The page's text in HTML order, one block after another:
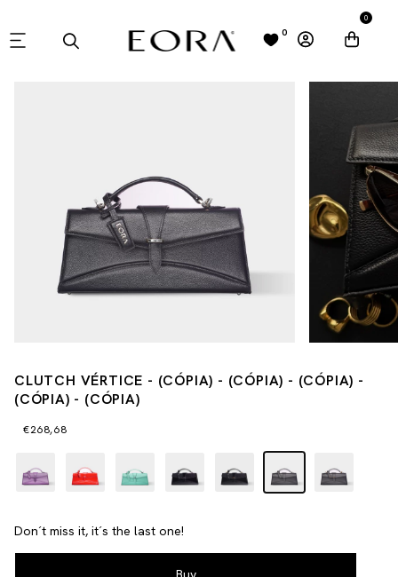
0
0
CLUTCH VÉRTICE - (CÓPIA) - (CÓPIA) - (CÓPIA) -
(CÓPIA) - (CÓPIA)
€268,68
Don´t miss it, it´s the last one!